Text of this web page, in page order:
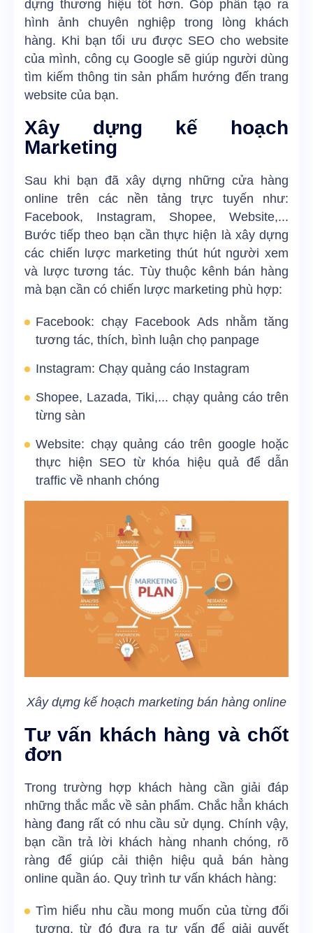
dựng thương hiệu tốt hơn. Góp phần tạo ra
hình ảnh chuyên nghiệp trong lòng khách
hàng. Khi bạn tối ưu được SEO cho website
của mình, công cụ Google sẽ giúp người dùng
tìm kiếm thông tin sản phẩm hướng đến trang
website của bạn.
Xây dựng kế hoạch
Marketing
Sau khi bạn đã xây dựng những cửa hàng
online trên các nền tảng trực tuyến như:
Facebook, Instagram, Shopee, Website,...
Bước tiếp theo bạn cần thực hiện là xây dựng
các chiến lược marketing thút hút người xem
và lược tương tác. Tùy thuộc kênh bán hàng
mà bạn cần có chiến lược marketing phù hợp:
Facebook: chạy Facebook Ads nhằm tăng
tương tác, thích, bình luận chọ panpage
Instagram: Chạy quảng cáo Instagram
Shopee, Lazada, Tiki,... chạy quảng cáo trên
từng sàn
Website: chạy quảng cáo trên google hoặc
thực hiện SEO từ khóa hiệu quả để dẫn
traffic về nhanh chóng
Xây dựng kế hoạch marketing bán hàng online
Tư vấn khách hàng và chốt
đơn
Trong trường hợp khách hàng cần giải đáp
những thắc mắc về sản phẩm. Chắc hẳn khách
hàng đang rất có nhu cầu sử dụng. Chính vậy,
bạn cần trả lời khách hàng nhanh chóng, rõ
ràng để giúp cải thiện hiệu quả bán hàng
online quần áo. Quy trình tư vấn khách hàng:
Tìm hiểu nhu cầu mong muốn của từng đối
tượng, từ đó đưa ra tư vấn để giải quyết